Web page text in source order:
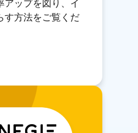
アップを図り、イ
す方法をご覧くだ